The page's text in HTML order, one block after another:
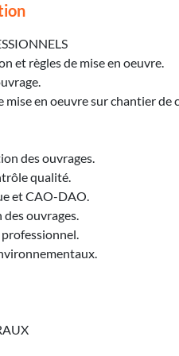
et règles de mise en oeuvre.
en oeuvre sur chantier de
des ouvrages.
qualité.
et CAO-DAO.
ouvrages.